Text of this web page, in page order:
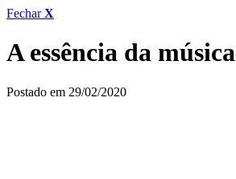
FecharX
A essência da música
Postado em 29/02/2020